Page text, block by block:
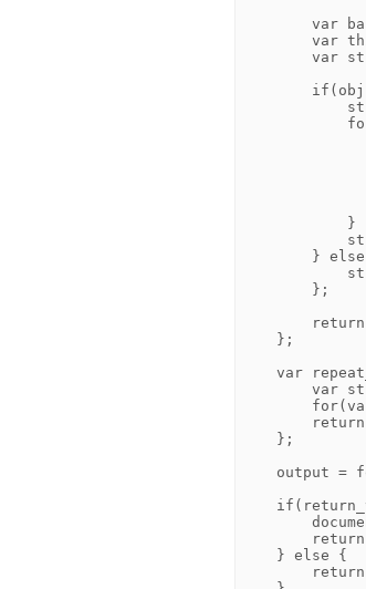
var
var
var
            }
} else
        };
return
    };
var
var
return
    };
output =
    } else {